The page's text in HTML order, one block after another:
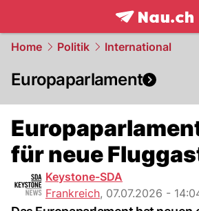
frontpage.
Home Politik International
Europaparlament
für neue
Keystone-SDA
Frankreich, 07.07.2026 -